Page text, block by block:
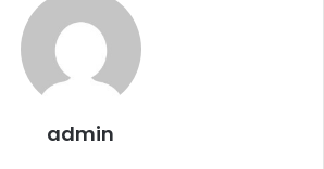
admin